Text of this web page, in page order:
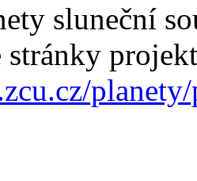
sluneční
stránky